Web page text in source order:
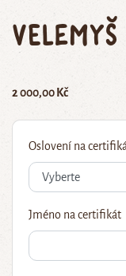
2 000,00 Kč
Oslovení na
Jméno na certifikát